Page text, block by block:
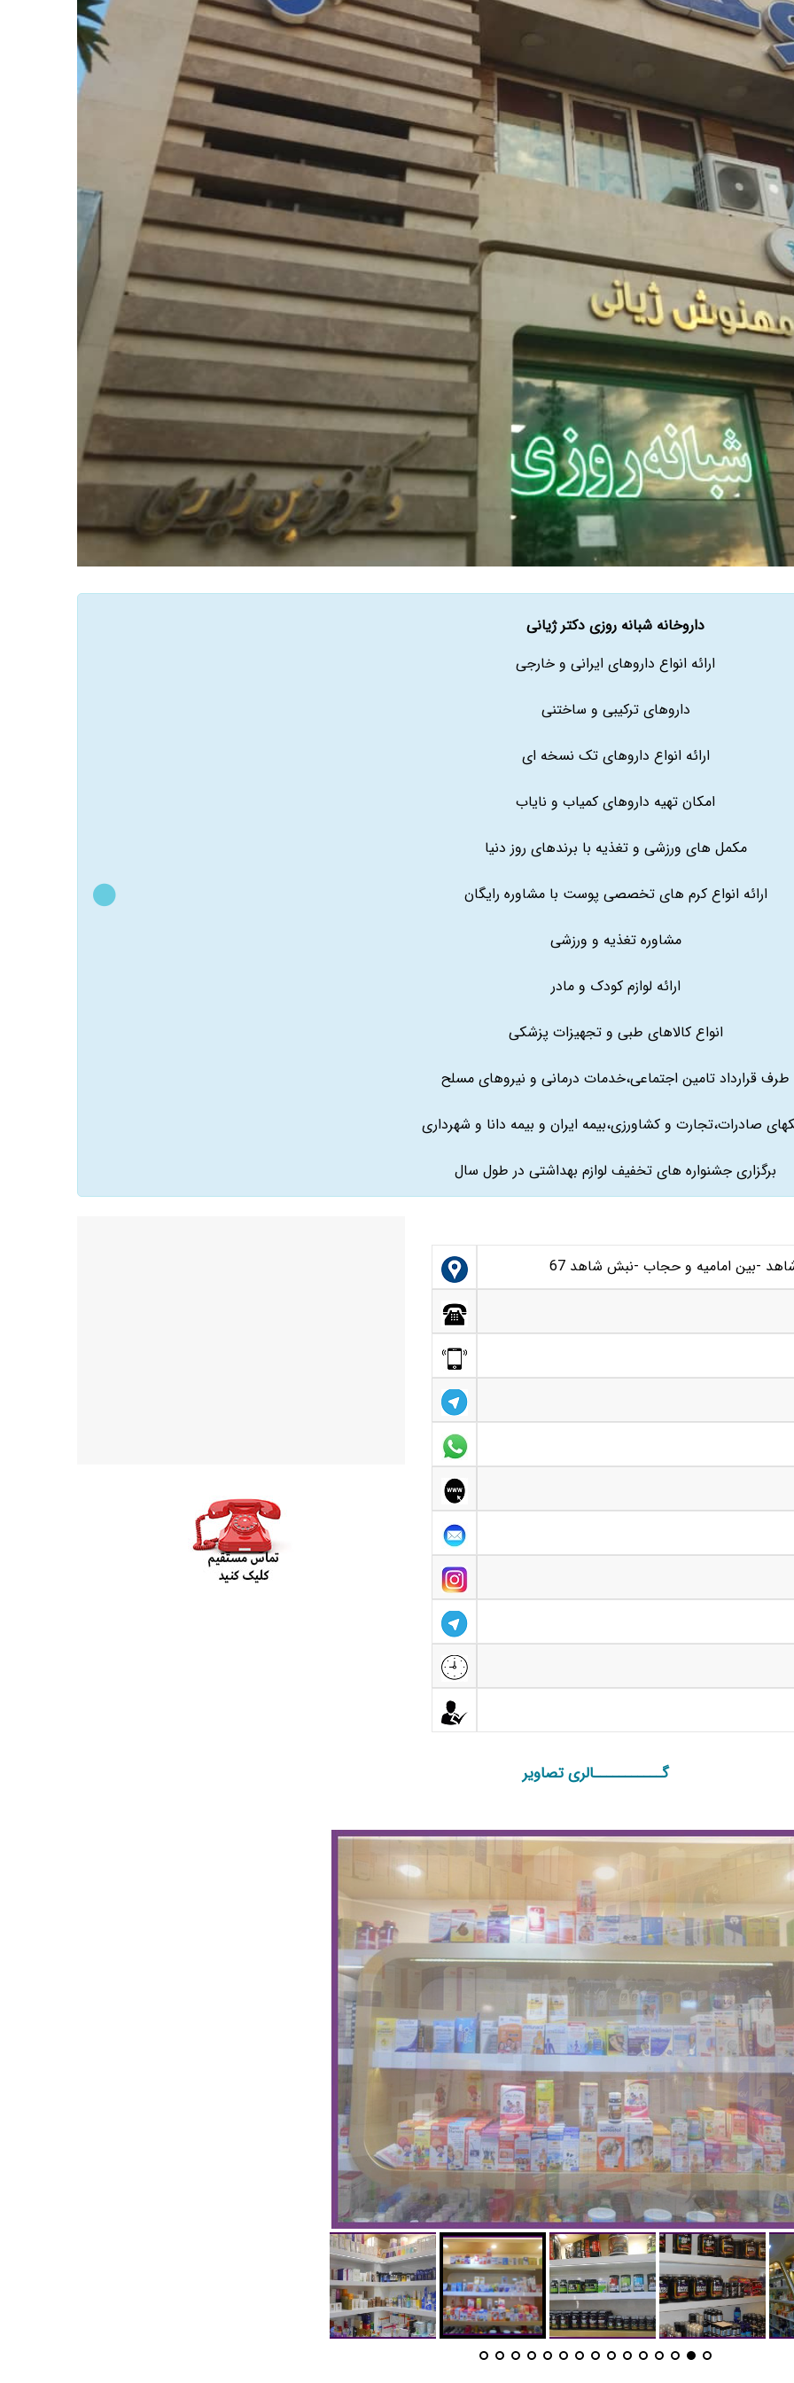
داروخانه شبانه روزی دکتر ژیانی
ارائه انواع داروهای ایرانی و خارجی
داروهای ترکیبی و ساختنی
ارائه انواع داروهای تک نسخه ای
امکان تهیه داروهای کمیاب و نایاب
مکمل های ورزشی و تغذیه با برندهای روز دنیا
ارائه انواع کرم های تخصصی پوست با مشاوره رایگان
مشاوره تغذیه و ورزشی
ارائه لوازم کودک و مادر
انواع کالاهای طبی و تجهیزات پزشکی
طرف قرارداد تامین اجتماعی،خدمات درمانی و نیروهای مسلح
صادرات،تجارت و کشاورزی،بیمه ایران و بیمه دانا و شهرداری
برگزاری جشنواره های تخفیف لوازم بهداشتی در طول سال
-بین امامیه و حجاب -نبش شاهد 67
گـــــــــــالری تصاویر